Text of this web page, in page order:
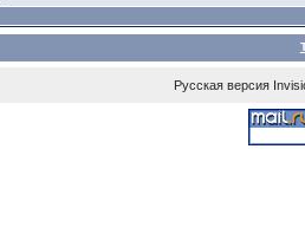
Русская версия